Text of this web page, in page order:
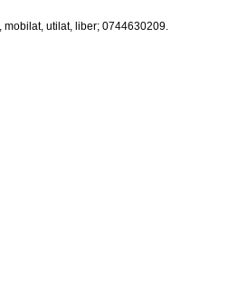
mobilat, utilat, liber; 0744630209.